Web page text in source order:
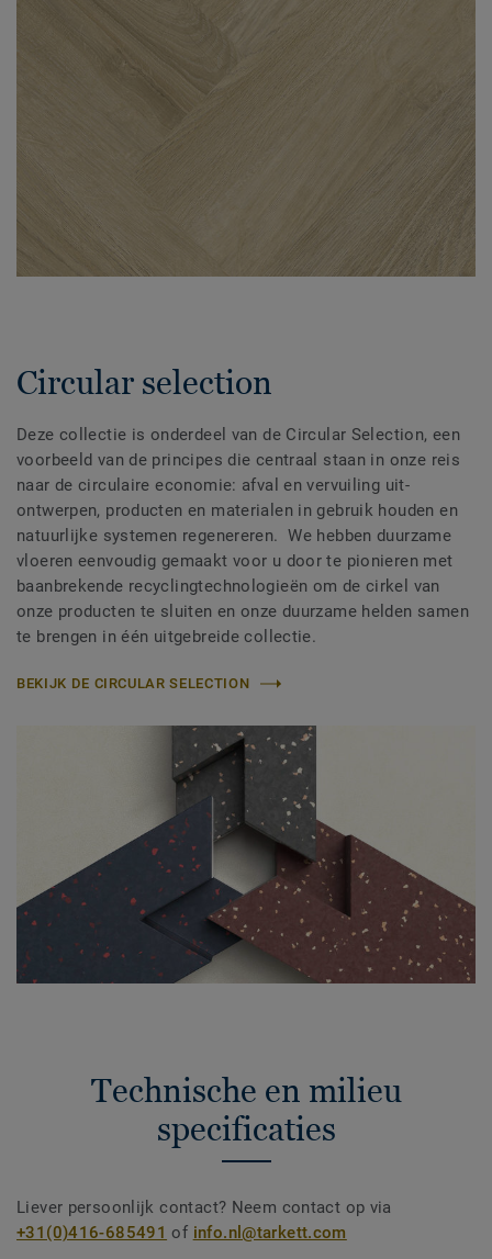
Circular selection
Deze collectie is onderdeel van de Circular Selection, een
voorbeeld van de principes die centraal staan in onze reis
naar de circulaire economie: afval en vervuiling uit-
ontwerpen, producten en materialen in gebruik houden en
natuurlijke systemen regenereren. We hebben duurzame
vloeren eenvoudig gemaakt voor u door te pionieren met
baanbrekende recyclingtechnologieën om de cirkel van
onze producten te sluiten en onze duurzame helden samen
te brengen in één uitgebreide collectie.
BEKIJK DE CIRCULAR SELECTION
Technische en milieu
specificaties
Liever persoonlijk contact? Neem contact op via
+31(0)416-685491 of info.nl@tarkett.com